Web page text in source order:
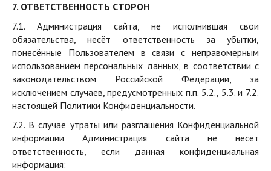
7. ОТВЕТСТВЕННОСТЬ СТОРОН
7.1. Администрация сайта, не исполнившая свои
обязательства, несёт ответственность за убытки,
понесённые Пользователем в связи с неправомерным
использованием персональных данных, в соответствии с
законодательством Российской Федерации, за
исключением случаев, предусмотренных п.п. 5.2., 5.3. и 7.2.
настоящей Политики Конфиденциальности.
7.2. В случае утраты или разглашения Конфиденциальной
информации Администрация сайта не несёт
ответственность, если данная конфиденциальная
информация: